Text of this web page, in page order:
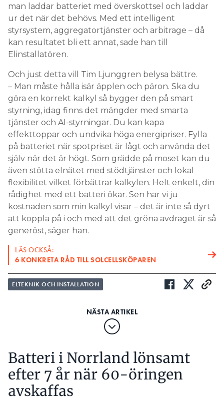
man laddar batteriet med överskottsel och laddar
ur det när det behövs. Med ett intelligent
styrsystem, aggregatortjänster och arbitrage – då
kan resultatet bli ett annat, sade han till
Elinstallatören.
Och just detta vill Tim Ljunggren belysa bättre.
– Man måste hålla isär äpplen och päron. Ska du
göra en korrekt kalkyl så bygger den på smart
styrning, idag finns det mängder med smarta
tjänster och AI-styrningar. Du kan kapa
effekttoppar och undvika höga energipriser. Fylla
på batteriet när spotpriset är lågt och använda det
själv när det är högt. Som grädde på moset kan du
även stötta elnätet med stödtjänster och lokal
flexibilitet vilket förbättrar kalkylen. Helt enkelt, din
rådighet med ett batteri ökar. Sen har vi ju
kostnaden som min kalkyl visar – det är inte så dyrt
att koppla på i och med att det gröna avdraget är så
generöst, säger han.
LÄS OCKSÅ:
6 KONKRETA RÅD TILL SOLCELLSKÖPAREN
ELTEKNIK OCH INSTALLATION
Batteri i Norrland lönsamt
efter 7 år när 60-öringen
avskaffas